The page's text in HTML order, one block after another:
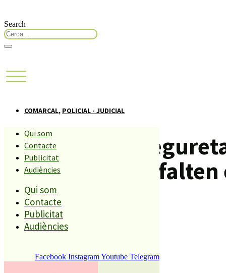
Search
Qui som
Contacte
Publicitat
Audiències
Qui som
Contacte
Publicitat
Audiències
Facebook InstagramYoutube Telegram
COMARCAL, POLICIAL - JUDICIAL
El regidor de
d’esquadra els
Compartiu aquesta història
2 ABRIL, 2009